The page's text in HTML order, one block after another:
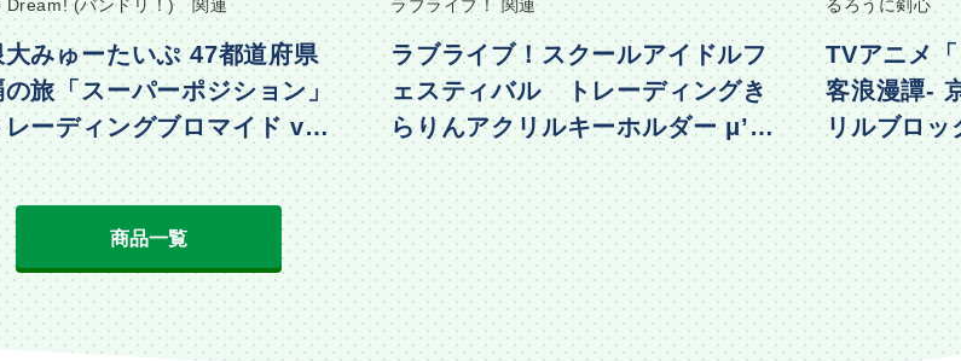
Dream! (バンドリ！) 関連
大みゅーたいぷ 47都道府県
旅「スーパーポジション」
ーディングブロマイド vol.
ラブライブ！ 関連
ラブライブ！スクールアイドルフ
ェスティバル トレーディングき
らりんアクリルキーホルダー μ’s
動物編Part2ver.
るろうに剣心
TVアニメ
客浪漫譚-
リルブロ
商品一覧